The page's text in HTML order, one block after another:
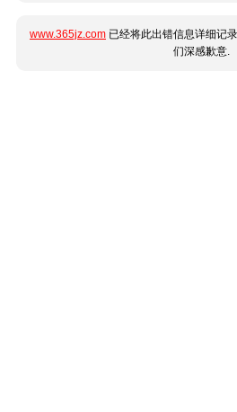
www.365jz.com 已经将此出错信息详细记
们深感歉意.